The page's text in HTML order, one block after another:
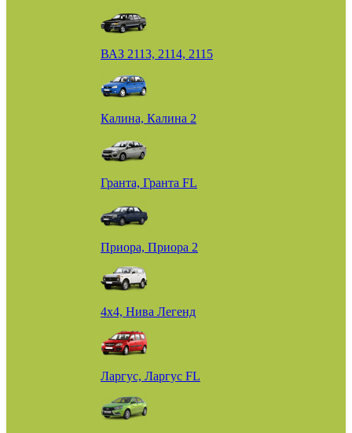
ВАЗ 2113, 2114, 2115
Калина, Калина 2
Гранта, Гранта FL
Приора, Приора 2
4х4, Нива Легенд
Ларгус, Ларгус FL